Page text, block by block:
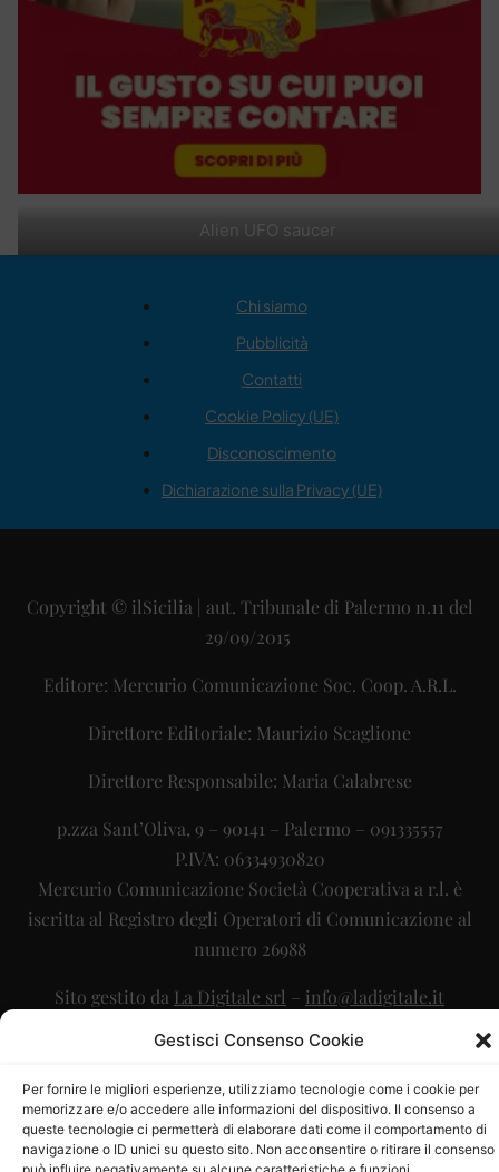
Gestisci Consenso Cookie
Per fornire le migliori esperienze, utilizziamo tecnologie come i cookie per
memorizzare e/o accedere alle informazioni del dispositivo. Il consenso a
queste tecnologie ci permetterà di elaborare dati come il comportamento di
navigazione o ID unici su questo sito. Non acconsentire o ritirare il consenso
Alien UFO saucer
Chi siamo
Pubblicità
Contatti
Cookie Policy (UE)
Disconoscimento
Dichiarazione sulla Privacy (UE)
Copyright © ilSicilia | aut. Tribunale di Palermo n.11 del
29/09/2015
Editore: Mercurio Comunicazione Soc. Coop. A.R.L.
Direttore Editoriale: Maurizio Scaglione
Direttore Responsabile: Maria Calabrese
p.zza Sant’Oliva, 9 – 90141 – Palermo – 091335557
P.IVA: 06334930820
Mercurio Comunicazione Società Cooperativa a r.l. è
iscritta al Registro degli Operatori di Comunicazione al
numero 26988
Sito gestito da La Digitale srl – info@ladigitale.it